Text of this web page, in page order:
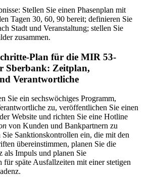
Stellen Sie einen Phasenplan mit
Tagen 30, 60, 90 bereit; definieren Sie
Stadt und Veranstaltung; stellen Sie
zusammen.
Plan für die MIR 53-
Sberbank: Zeitplan,
Verantwortliche
Sie ein sechswöchiges Programm,
zu, veröffentlichen Sie einen
Website und richten Sie eine Hotline
von Kunden und Bankpartnern zu
Sie Sanktionskontrollen ein, die mit den
übereinstimmen, planen Sie die
Impuls und planen Sie
für späte Ausfallzeiten mit einer stetigen